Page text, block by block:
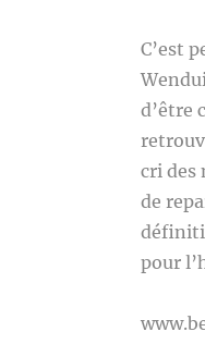
C’est
d’être
cri des
de
pour